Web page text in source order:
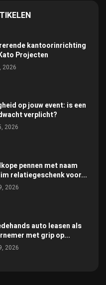
kantoorinrichting
Projecten
2026
op jouw event: is een
verplicht?
2026
pennen met naam
relatiegeschenk voor...
2026
auto leasen als
met grip op...
2026